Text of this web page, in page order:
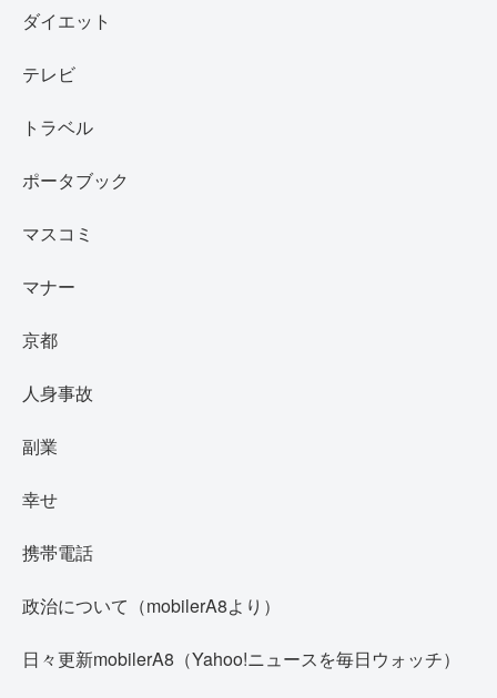
ダイエット
テレビ
トラベル
ポータブック
マスコミ
マナー
京都
人身事故
副業
幸せ
携帯電話
政治について（mobilerA8より）
日々更新mobilerA8（Yahoo!ニュースを毎日ウォッチ）